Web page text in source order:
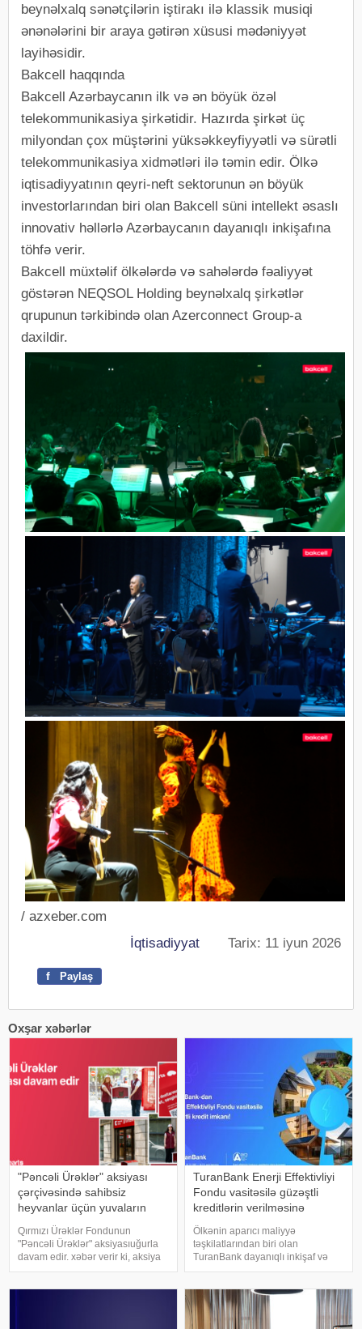
beynəlxalq sənətçilərin iştirakı ilə klassik musiqi
ənənələrini bir araya gətirən xüsusi mədəniyyət
layihəsidir.
Bakcell haqqında
Bakcell Azərbaycanın ilk və ən böyük özəl
telekommunikasiya şirkətidir. Hazırda şirkət üç
milyondan çox müştərini yüksəkkeyfiyyətli və sürətli
telekommunikasiya xidmətləri ilə təmin edir. Ölkə
iqtisadiyyatının qeyri-neft sektorunun ən böyük
investorlarından biri olan Bakcell süni intellekt əsaslı
innovativ həllərlə Azərbaycanın dayanıqlı inkişafına
töhfə verir.
Bakcell müxtəlif ölkələrdə və sahələrdə fəaliyyət
göstərən NEQSOL Holding beynəlxalq şirkətlər
qrupunun tərkibində olan Azerconnect Group-a
daxildir.
/ azxeber.com
İqtisadiyyat Tarix: 11 iyun 2026
f Paylaş
Oxşar xəbərlər
"Pəncəli Ürəklər" aksiyası
çərçivəsində sahibsiz
heyvanlar üçün yuvaların
sayı 35-ə çatdı
Qırmızı Ürəklər Fondunun
"Pəncəli Ürəklər" aksiyasıuğurla
davam edir. xəbər verir ki, aksiya
çərçivəsində daha 15 Kapital
TuranBank Enerji Effektivliyi
Fondu vasitəsilə güzəştli
kreditlərin verilməsinə
başladı
Ölkənin aparıcı maliyyə
təşkilatlarından biri olan
TuranBank dayanıqlı inkişaf və
yaşıl iqtisadiyyatın
növbəti məhsulunu təqdim edib.
Bank, cari ilin aprel ayında Enerji
Məsələlərini Tənzimləm